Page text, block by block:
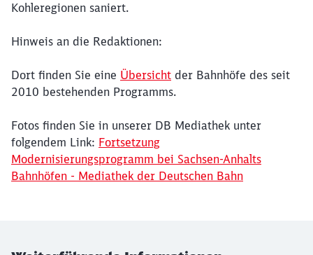
Kohleregionen saniert.
Hinweis an die Redaktionen:
Dort finden Sie eine Übersicht der Bahnhöfe des seit
2010 bestehenden Programms.
Fotos finden Sie in unserer DB Mediathek unter
folgendem Link: Fortsetzung
Modernisierungsprogramm bei Sachsen-Anhalts
Bahnhöfen - Mediathek der Deutschen Bahn